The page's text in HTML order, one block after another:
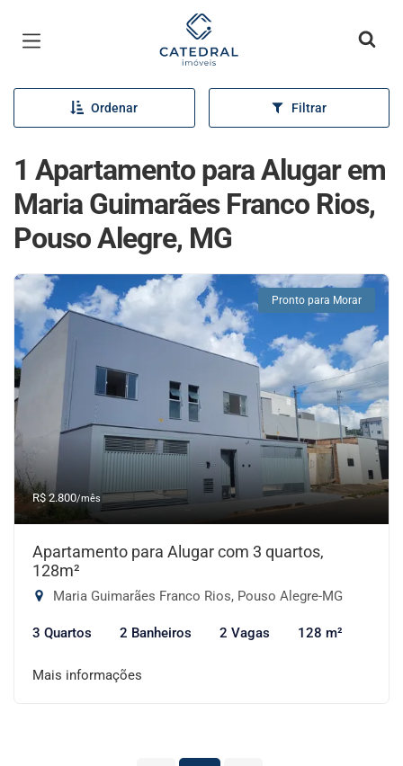
Página inicial
Ordenar Filtrar
1 Apartamento para Alugar em
Maria Guimarães Franco Rios,
Pouso Alegre, MG
Pronto para Morar
R$ 2.800/mês
Apartamento para Alugar com 3 quartos,
128m²
Maria Guimarães Franco Rios, Pouso Alegre-MG
3 Quartos 2 Banheiros 2 Vagas 128 m²
Mais informações